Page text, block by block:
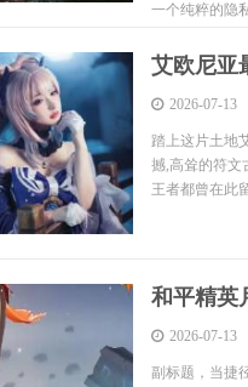
一个纯粹的隐
艾欧尼亚
2026-07-13
踏上这片土地
撼,高耸的符文
王者都曾在此
和平精英
2026-07-13
副标题，当捷